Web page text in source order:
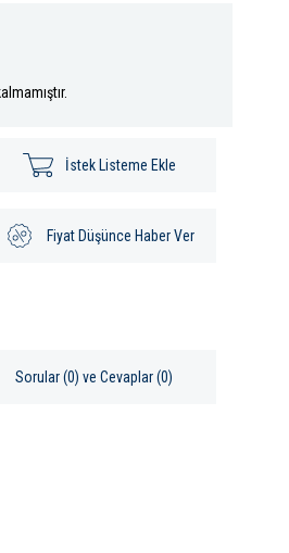
İstek Listeme Ekle
Fiyat Düşünce Haber Ver
Sorular (0) ve Cevaplar (0)